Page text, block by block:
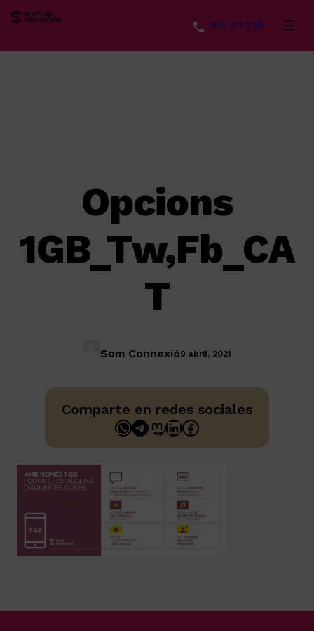
931 311 728
Opcions
1GB_Tw,Fb_CA
T
Som Connexió9 abril, 2021
Comparte en redes sociales
WhatsApp
Telegram
Mastodon
LinkedIn
Facebook